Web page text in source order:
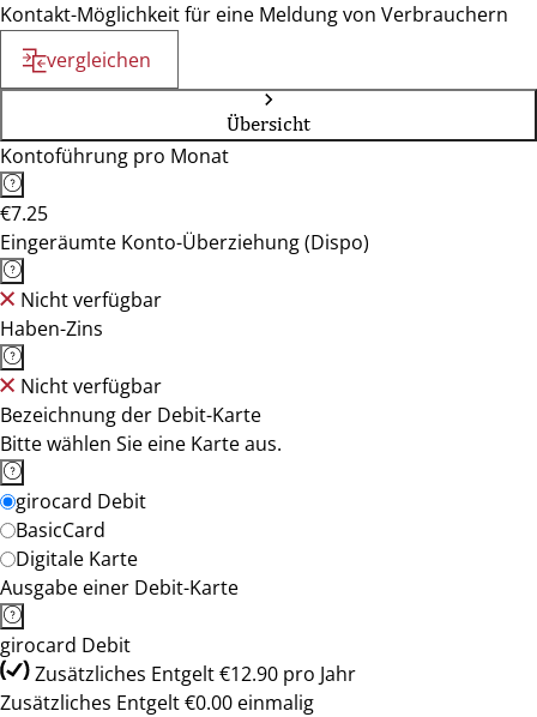
Kontakt-Möglichkeit für eine Meldung von Verbrauchern
vergleichen
Übersicht
Kontoführung pro Monat
€7.25
Eingeräumte Konto-Überziehung (Dispo)
Nicht verfügbar
Haben-Zins
Nicht verfügbar
Bezeichnung der Debit-Karte
Bitte wählen Sie eine Karte aus.
girocard Debit
BasicCard
Digitale Karte
Ausgabe einer Debit-Karte
girocard Debit
Zusätzliches Entgelt €12.90 pro Jahr
Zusätzliches Entgelt €0.00 einmalig